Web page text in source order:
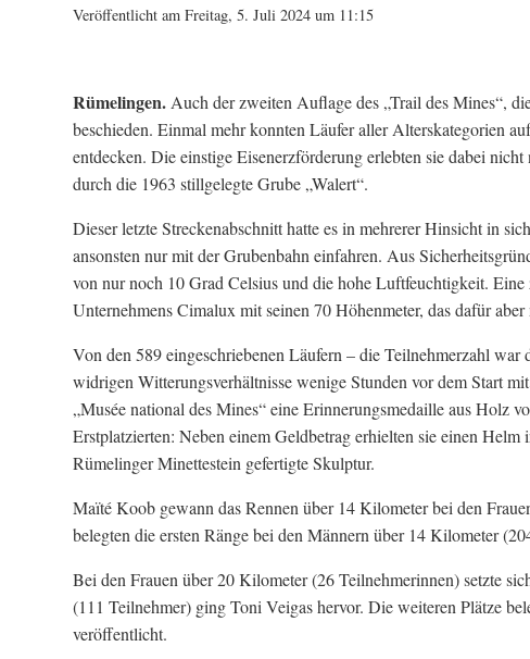
Veröffentlicht am Freitag, 5. Juli 2024 um 11:15
Rümelingen. Auch der zweiten Auflage des „Trail des Mines“,
beschieden. Einmal mehr konnten Läufer aller Alterskategorien
entdecken. Die einstige Eisenerzförderung erlebten sie dabei
durch die 1963 stillgelegte Grube „Walert“.
Dieser letzte Streckenabschnitt hatte es in mehrerer Hinsicht in
ansonsten nur mit der Grubenbahn einfahren. Aus
von nur noch 10 Grad Celsius und die hohe Luftfeuchtigkeit.
Unternehmens Cimalux mit seinen 70 Höhenmeter, das dafür
Von den 589 eingeschriebenen Läufern – die Teilnehmerzahl
widrigen Witterungsverhältnisse wenige Stunden vor dem Start
„Musée national des Mines“ eine Erinnerungsmedaille aus Holz
Erstplatzierten: Neben einem Geldbetrag erhielten sie einen
Rümelinger Minettestein gefertigte Skulptur.
Maïté Koob gewann das Rennen über 14 Kilometer bei den
belegten die ersten Ränge bei den Männern über 14 Kilometer
Bei den Frauen über 20 Kilometer (26 Teilnehmerinnen) setzte
(111 Teilnehmer) ging Toni Veigas hervor. Die weiteren Plätze
veröffentlicht.